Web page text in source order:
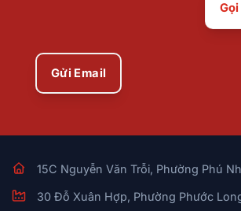
Gửi Email
15C Nguyễn Văn Trỗi, Phường Phú
30 Đỗ Xuân Hợp, Phường Phước